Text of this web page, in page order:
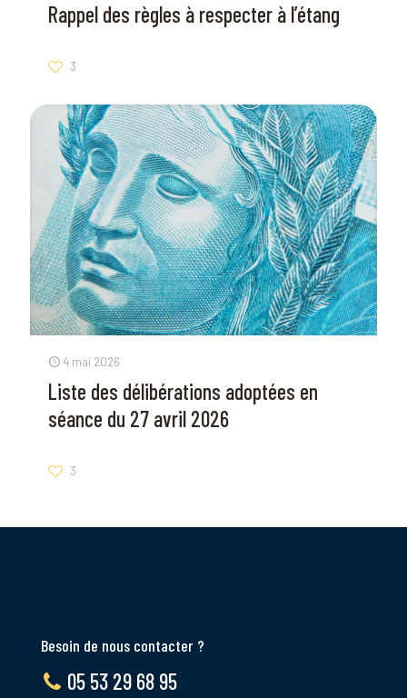
Rappel des règles à respecter à l’étang
3
4 mai 2026
Liste des délibérations adoptées en
séance du 27 avril 2026
3
Besoin de nous contacter ?
05 53 29 68 95